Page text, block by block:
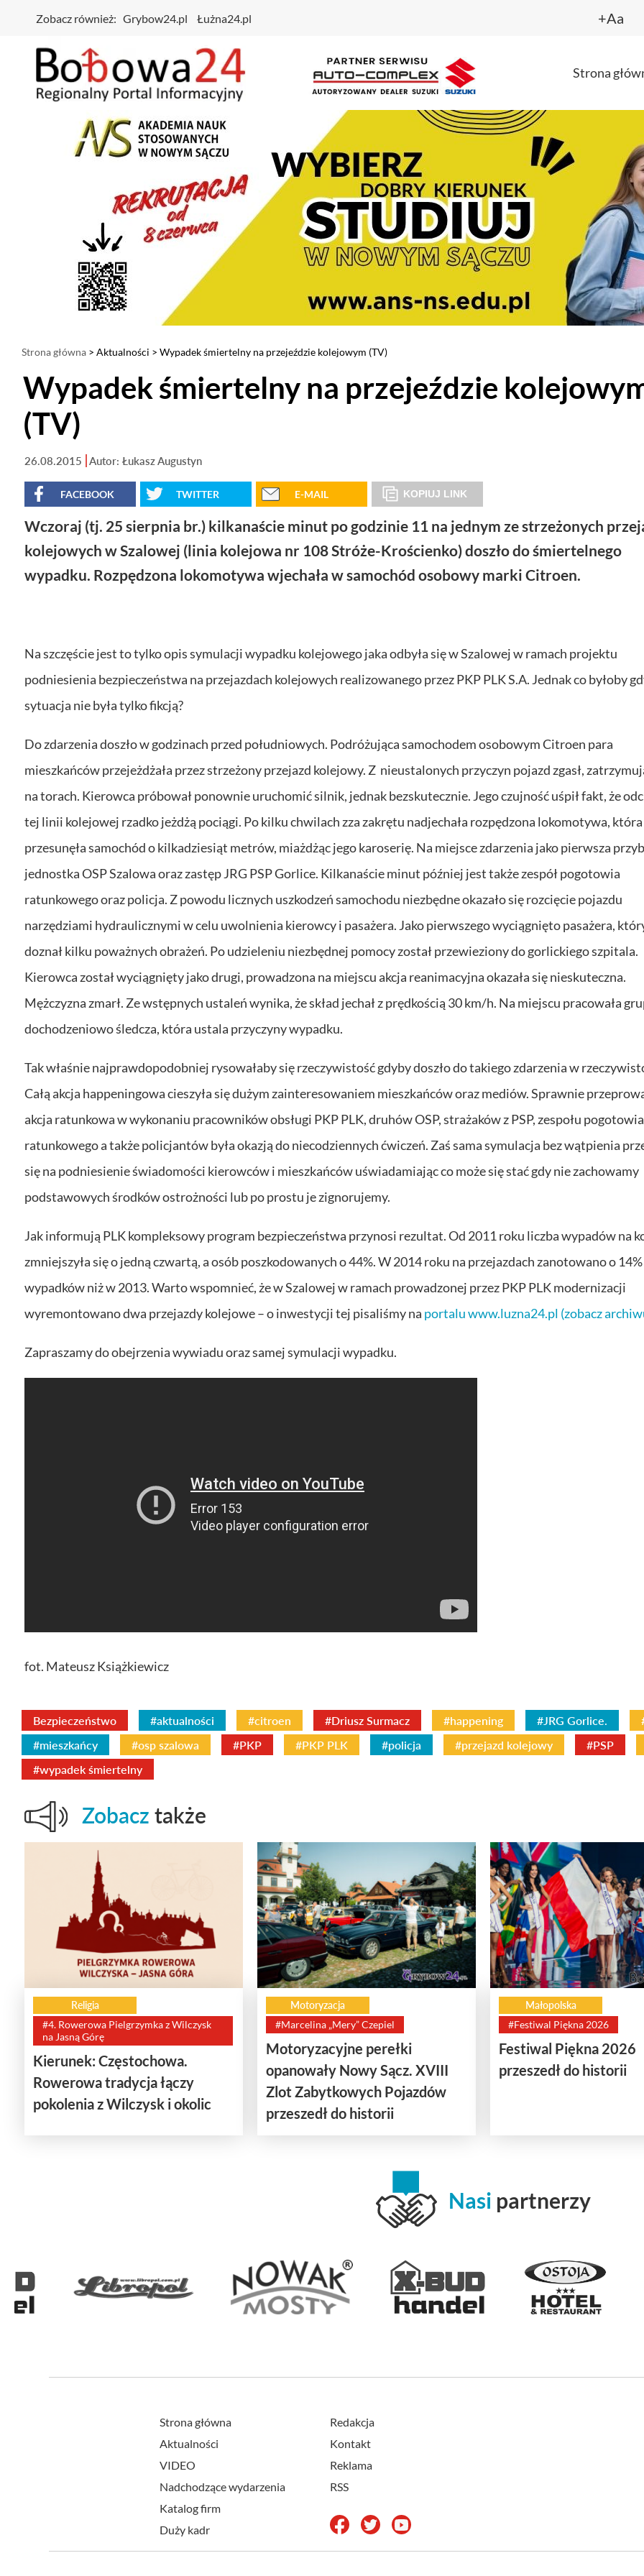
Zobacz również: Grybow24.pl Łużna24.pl +Aa
Strona
Strona główna > Aktualności > Wypadek śmiertelny na przejeździe kolejowym (TV)
Wypadek śmiertelny na przejeździe
(TV)
26.08.2015 Autor: Łukasz Augustyn
FACEBOOK TWITTER E-MAIL KOPIUJ LINK
Wczoraj (tj. 25 sierpnia br.) kilkanaście minut po godzinie 11 na jednym ze strzeżonych
kolejowych w Szalowej (linia kolejowa nr 108 Stróże-Krościenko) doszło do śmiertelnego
wypadku. Rozpędzona lokomotywa wjechała w samochód osobowy marki Citroen.
Na szczęście jest to tylko opis symulacji wypadku kolejowego jaka odbyła się w Szalowej w ramach projektu
podniesienia bezpieczeństwa na przejazdach kolejowych realizowanego przez PKP PLK S.A. Jednak co byłoby
sytuacja nie była tylko fikcją?
Do zdarzenia doszło w godzinach przed południowych. Podróżująca samochodem osobowym Citroen para
mieszkańców przejeżdżała przez strzeżony przejazd kolejowy. Z nieustalonych przyczyn pojazd zgasł,
na torach. Kierowca próbował ponownie uruchomić silnik, jednak bezskutecznie. Jego czujność uśpił fakt, że
tej linii kolejowej rzadko jeżdżą pociągi. Po kilku chwilach zza zakrętu nadjechała rozpędzona lokomotywa, która
przesunęła samochód o kilkadziesiąt metrów, miażdżąc jego karoserię. Na miejsce zdarzenia jako pierwsza
jednostka OSP Szalowa oraz zastęp JRG PSP Gorlice. Kilkanaście minut później jest także zespół pogotowia
ratunkowego oraz policja. Z powodu licznych uszkodzeń samochodu niezbędne okazało się rozcięcie pojazdu
narzędziami hydraulicznymi w celu uwolnienia kierowcy i pasażera. Jako pierwszego wyciągnięto pasażera,
doznał kilku poważnych obrażeń. Po udzieleniu niezbędnej pomocy został przewieziony do gorlickiego szpitala.
Kierowca został wyciągnięty jako drugi, prowadzona na miejscu akcja reanimacyjna okazała się nieskuteczna.
Mężczyzna zmarł. Ze wstępnych ustaleń wynika, że skład jechał z prędkością 30 km/h. Na miejscu pracowała
dochodzeniowo śledcza, która ustala przyczyny wypadku.
Tak właśnie najprawdopodobniej rysowałaby się rzeczywistość gdyby doszło do takiego zdarzenia w
Całą akcja happeningowa cieszyła się dużym zainteresowaniem mieszkańców oraz mediów. Sprawnie
akcja ratunkowa w wykonaniu pracowników obsługi PKP PLK, druhów OSP, strażaków z PSP, zespołu pogotowia
ratunkowego a także policjantów była okazją do niecodziennych ćwiczeń. Zaś sama symulacja bez wątpienia
się na podniesienie świadomości kierowców i mieszkańców uświadamiając co może się stać gdy nie zachowamy
podstawowych środków ostrożności lub po prostu je zignorujemy.
Jak informują PLK kompleksowy program bezpieczeństwa przynosi rezultat. Od 2011 roku liczba wypadów na
zmniejszyła się o jedną czwartą, a osób poszkodowanych o 44%. W 2014 roku na przejazdach zanotowano o
wypadków niż w 2013. Warto wspomnieć, że w Szalowej w ramach prowadzonej przez PKP PLK modernizacji
wyremontowano dwa przejazdy kolejowe – o inwestycji tej pisaliśmy na portalu www.luzna24.pl (zobacz
Zapraszamy do obejrzenia wywiadu oraz samej symulacji wypadku.
fot. Mateusz Książkiewicz
Bezpieczeństwo #aktualności #citroen #Driusz Surmacz #happening #JRG Gorlice.
#mieszkańcy
#osp szalowa #PKP #PKP PLK #policja #przejazd kolejowy
#PSP
#wypadek śmiertelny
Zobacz także
Religia
#4. Rowerowa Pielgrzymka z Wilczysk
na Jasną Górę
Kierunek: Częstochowa.
Rowerowa tradycja łączy
pokolenia z Wilczysk i okolic
Motoryzacja
#Marcelina „Mery” Czepiel
Motoryzacyjne perełki
opanowały Nowy Sącz. XVIII
Zlot Zabytkowych Pojazdów
przeszedł do historii
Małopolska
#Festiwal Piękna 2026
Festiwal Piękna 2026
przeszedł do historii
Nasi partnerzy
Strona główna
Aktualności
VIDEO
Nadchodzące wydarzenia
Katalog firm
Duży kadr
Redakcja
Kontakt
Reklama
RSS